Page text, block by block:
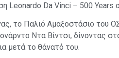
Leonardo Da Vinci – 500 Years
το Παλιό Αμαξοστάσιο του
Ντα Βίντσι, δίνοντας
μετά το θάνατό του.